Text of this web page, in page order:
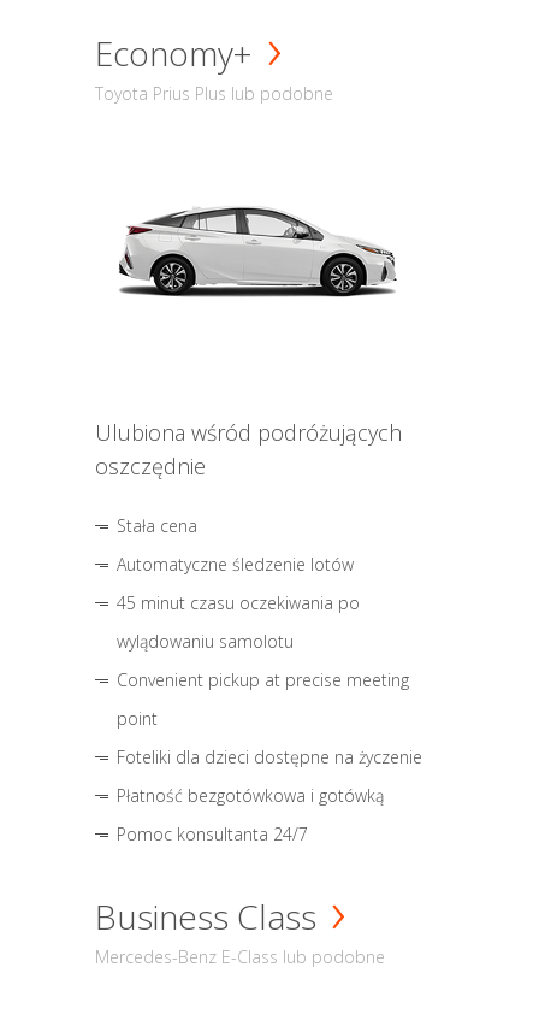
Economy+
Toyota Prius Plus lub podobne
Ulubiona wśród podróżujących
oszczędnie
Stała cena
Automatyczne śledzenie lotów
45 minut czasu oczekiwania po
wylądowaniu samolotu
Convenient pickup at precise meeting
point
Foteliki dla dzieci dostępne na życzenie
Płatność bezgotówkowa i gotówką
Pomoc konsultanta 24/7
Business Class
Mercedes-Benz E-Class lub podobne